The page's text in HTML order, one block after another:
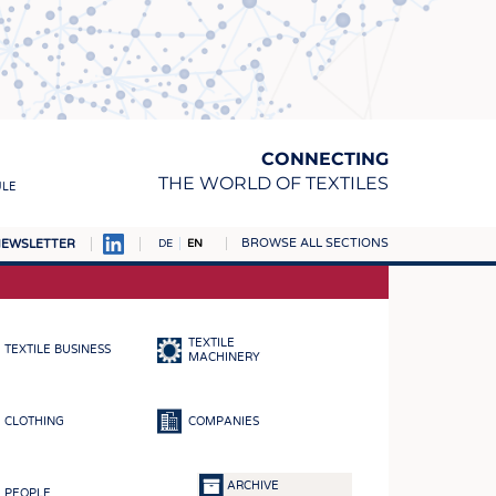
CONNECTING
THE WORLD OF TEXTILES
DE EN BROWSE ALL SECTIONS
TEXTILE BUSINESS
TEXTILE
MACHINERY
CLOTHING COMPANIES
PEOPLE
ARCHIVE